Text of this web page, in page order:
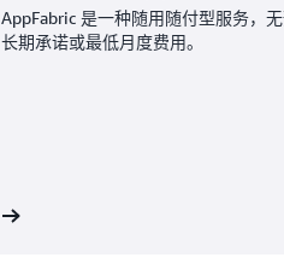
AppFabric 是一种随用随付型服务，无
长期承诺或最低月度费用。